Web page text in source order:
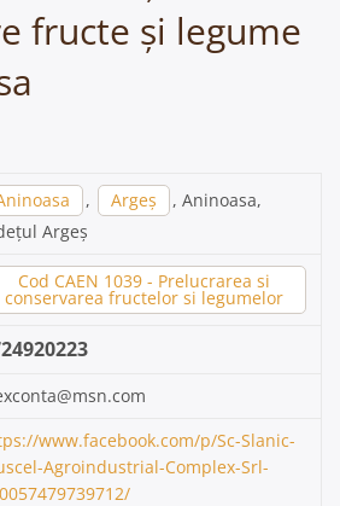
fructe și legume
, Argeș
, Aninoasa,
Argeș
Cod CAEN 1039 - Prelucrarea si
conservarea fructelor si legumelor
www.facebook.com/p/Sc-Slanic-
Agroindustrial-Complex-Srl-